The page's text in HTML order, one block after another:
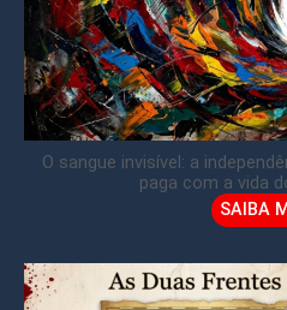
O sangue invisível: a
paga com a vida
SAIBA